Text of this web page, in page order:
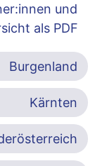
und
als PDF:
Burgenland
Kärnten